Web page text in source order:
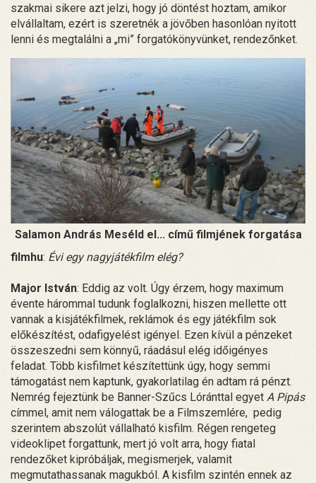
szakmai sikere azt jelzi, hogy jó döntést hoztam, amikor
elvállaltam, ezért is szeretnék a jövőben hasonlóan nyitott
lenni és megtalálni a „mi” forgatókönyvünket, rendezőnket.
Salamon András Meséld el... című filmjének forgatása
filmhu: Évi egy nagyjátékfilm elég?
Major István: Eddig az volt. Úgy érzem, hogy maximum
évente hárommal tudunk foglalkozni, hiszen mellette ott
vannak a kisjátékfilmek, reklámok és egy játékfilm sok
előkészítést, odafigyelést igényel. Ezen kívül a pénzeket
összeszedni sem könnyű, ráadásul elég időigényes
feladat. Több kisfilmet készítettünk úgy, hogy semmi
támogatást nem kaptunk, gyakorlatilag én adtam rá pénzt.
Nemrég fejeztünk be Banner-Szűcs Lóránttal egyet A Pipás
címmel, amit nem válogattak be a Filmszemlére, pedig
szerintem abszolút vállalható kisfilm. Régen rengeteg
videoklipet forgattunk, mert jó volt arra, hogy fiatal
rendezőket kipróbáljak, megismerjek, valamit
megmutathassanak magukból. A kisfilm szintén ennek az